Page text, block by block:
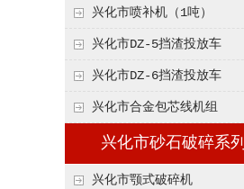
兴化市喷补机（1吨）
兴化市DZ-5挡渣投放车
兴化市DZ-6挡渣投放车
兴化市合金包芯线机组
兴化市砂石破碎系列
兴化市颚式破碎机